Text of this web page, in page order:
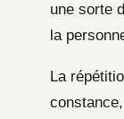
une sorte
la
La